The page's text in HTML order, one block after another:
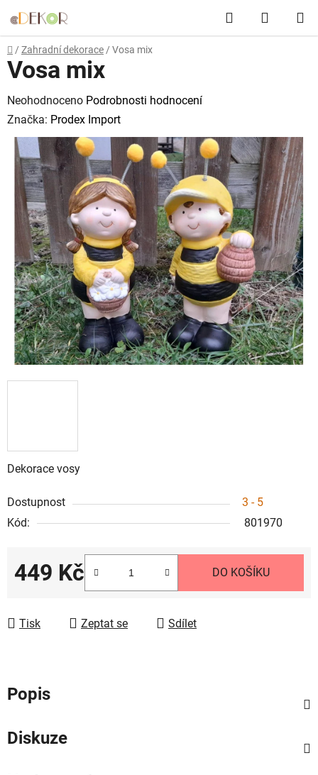
na
obsah
Hledat
KOŠÍK
Domů
/ Zahradní dekorace / Vosa mix
Dekorace vosy
Dostupnost
3 - 5
Kód:
801970
449 Kč DO KOŠÍKU
Tisk Zeptat se Sdílet
Vosa mix
Průměrné
hodnocení
produktu
hvězdiček.
Neohodnoceno Podrobnosti hodnocení
Značka: Prodex Import
Popis
Diskuze